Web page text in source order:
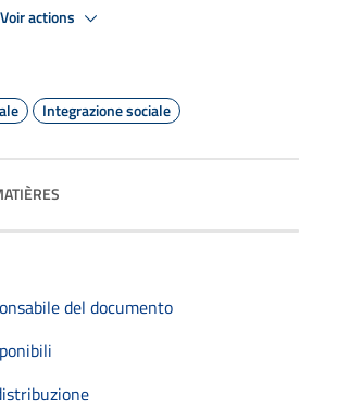
Voir actions
Integrazione sociale
del documento